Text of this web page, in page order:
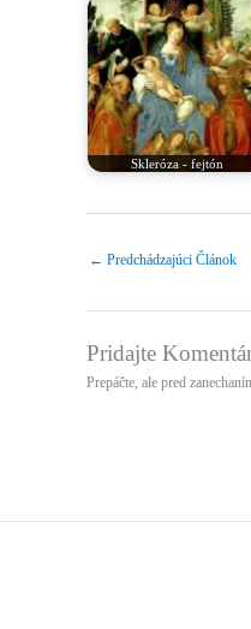
Skleróza - fejtón
← Predchádzajúci Článok
Pridajte
Prepáčte, ale pred